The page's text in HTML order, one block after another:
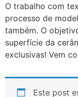
O trabalho com
processo de
também. O
superfície da
exclusivas! Vem
Este post